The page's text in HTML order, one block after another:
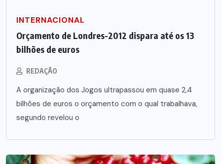
INTERNACIONAL
Orçamento de Londres-2012 dispara até os 13
bilhões de euros
REDAÇÃO
A organização dos Jogos ultrapassou em quase 2,4
bilhões de euros o orçamento com o qual trabalhava,
segundo revelou o